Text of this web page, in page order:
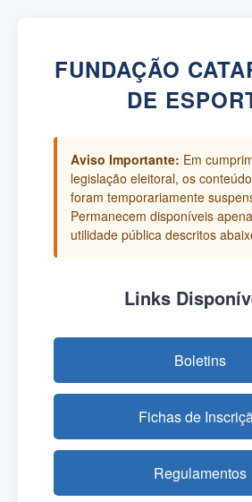
FUNDAÇÃO
DE
Aviso Importante: Em
legislação eleitoral, os
foram temporariamente
Permanecem disponíveis
utilidade pública descritos
Links
Boletins
Fichas de
Regulamentos